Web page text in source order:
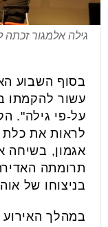
גילה אלמגור זכתה
בסוף השבוע
עשור להקמתו
על-פי גילה".
לראות את כלת
אגמון, בשיחה
תרומתה
בניצוחו של
במהלך